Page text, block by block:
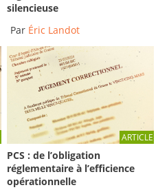
silencieuse
Par Éric Landot
ARTICLE
PCS : de l’obligation
réglementaire à l’efficience
opérationnelle